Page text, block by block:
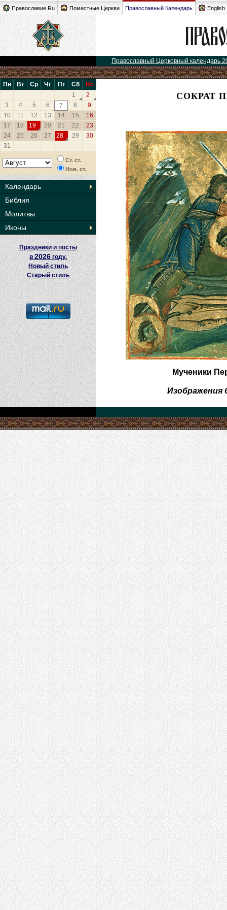
Православие.Ru Поместные Церкви Православный Календарь English
Православный Церковный календарь
Пн Вт Ср Чт Пт Сб
Вс
1
2
3
4 5 6 7 8
9
10
11 12 13 14 15
16
17
18 19 20 21 22
23
24
25 26 27 28 29
30
31
Ст. ст.
Нов. ст.
Календарь
Библия
Молитвы
Иконы
Праздники и посты
в2026 году.
Новый стиль
Старый стиль
СОКРАТ
Мученики